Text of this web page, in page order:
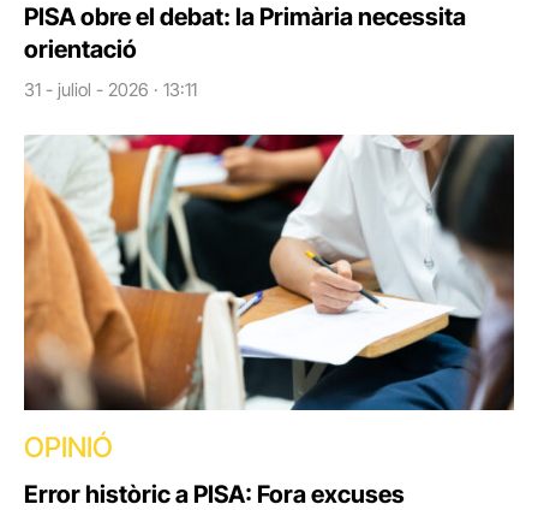
PISA obre el debat: la Primària necessita
orientació
31 - juliol - 2026 · 13:11
OPINIÓ
Error històric a PISA: Fora excuses